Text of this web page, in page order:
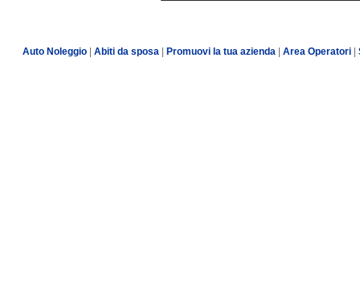
Auto Noleggio Abiti da sposa Promuovi la tua azienda Area Operatori